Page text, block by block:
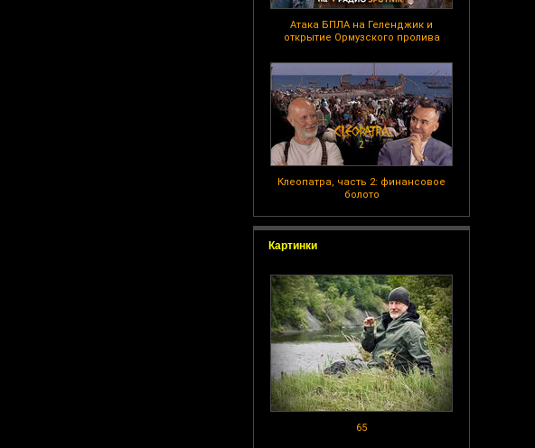
Атака БПЛА на Геленджик и
открытие Ормузского пролива
Клеопатра, часть 2: финансовое
болото
Картинки
65